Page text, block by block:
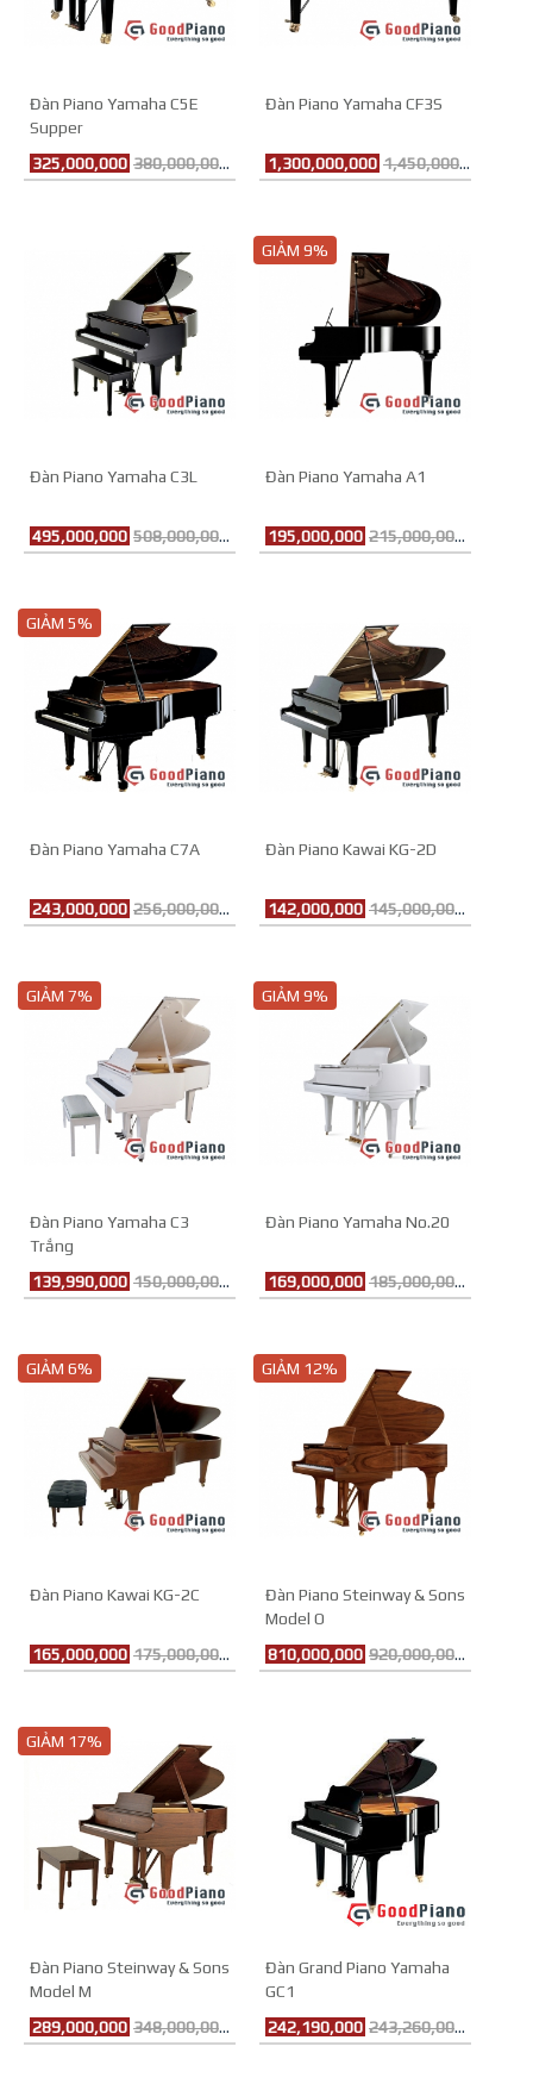
Đàn Piano Yamaha C5E
Supper
325,000,000 380,000,000đ
Đàn Piano Yamaha CF3S
1,300,000,000 1,450,000,000đ
Đàn Piano Yamaha C3L
495,000,000 508,000,000đ
GIẢM 9%
Đàn Piano Yamaha A1
195,000,000 215,000,000đ
GIẢM 5%
Đàn Piano Yamaha C7A
243,000,000 256,000,000đ
Đàn Piano Kawai KG-2D
142,000,000 145,000,000đ
GIẢM 7%
Đàn Piano Yamaha C3
Trắng
139,990,000 150,000,000đ
GIẢM 9%
Đàn Piano Yamaha No.20
169,000,000 185,000,000đ
GIẢM 6%
Đàn Piano Kawai KG-2C
165,000,000 175,000,000đ
GIẢM 12%
Đàn Piano Steinway & Sons
Model O
810,000,000 920,000,000đ
GIẢM 17%
Đàn Piano Steinway & Sons
Model M
289,000,000 348,000,000đ
Đàn Grand Piano Yamaha
GC1
242,190,000 243,260,000đ